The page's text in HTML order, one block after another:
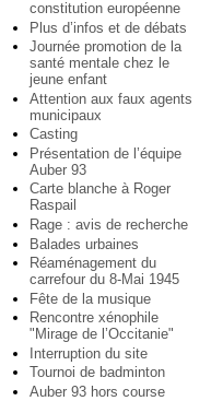
constitution européenne
Plus d’infos et de débats
Journée promotion de la
santé mentale chez le
jeune enfant
Attention aux faux agents
municipaux
Casting
Présentation de l’équipe
Auber 93
Carte blanche à Roger
Raspail
Rage : avis de recherche
Balades urbaines
Réaménagement du
carrefour du 8-Mai 1945
Fête de la musique
Rencontre xénophile
"Mirage de l’Occitanie"
Interruption du site
Tournoi de badminton
Auber 93 hors course